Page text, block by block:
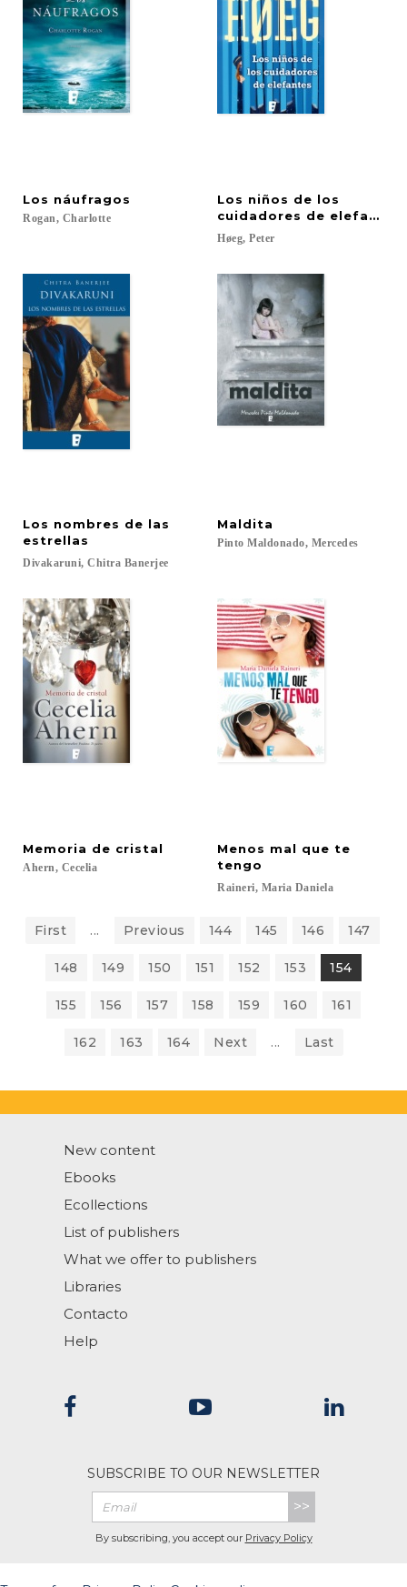
Los náufragos
Rogan, Charlotte
Los niños de los
cuidadores de elefantes
Høeg, Peter
Los nombres de las
estrellas
Divakaruni, Chitra Banerjee
Maldita
Pinto Maldonado, Mercedes
Memoria de cristal
Ahern, Cecelia
Menos mal que te
tengo
Raineri, Maria Daniela
First ... Previous 144 145 146 147
148 149 150 151 152 153 154
155 156 157 158 159 160 161
162 163 164 Next ... Last
New content
Ebooks
Ecollections
List of publishers
What we offer to publishers
Libraries
Contacto
Help
SUBSCRIBE TO OUR NEWSLETTER
>>
By subscribing, you accept our Privacy Policy